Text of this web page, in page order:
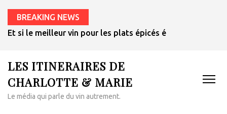
BREAKING NEWS
Et si le meilleur vin pour les plats épicés était un rosé de
LES ITINERAIRES DE
CHARLOTTE & MARIE
Le média qui parle du vin autrement.